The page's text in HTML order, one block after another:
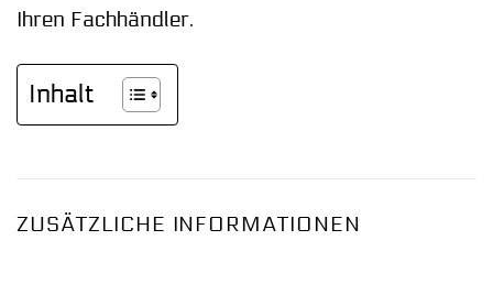
Ihren Fachhändler.
Inhalt
ZUSÄTZLICHE INFORMATIONEN